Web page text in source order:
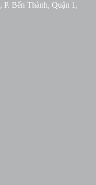
Bến Thành, Quận 1,